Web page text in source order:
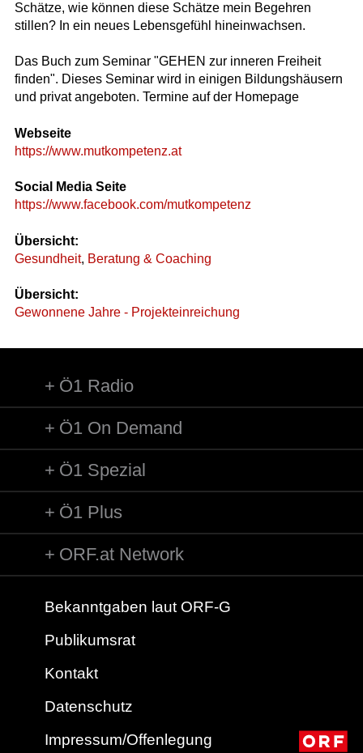
Schätze, wie können diese Schätze mein Begehren
stillen? In ein neues Lebensgefühl hineinwachsen.
Das Buch zum Seminar "GEHEN zur inneren Freiheit
finden". Dieses Seminar wird in einigen Bildungshäusern
und privat angeboten. Termine auf der Homepage
Webseite
https://www.mutkompetenz.at
Social Media Seite
https://www.facebook.com/mutkompetenz
Übersicht:
Gesundheit, Beratung & Coaching
Übersicht:
Gewonnene Jahre - Projekteinreichung
Ö1 Radio
Ö1 On Demand
Ö1 Spezial
Ö1 Plus
ORF.at Network
Bekanntgaben laut ORF-G
Publikumsrat
Kontakt
Datenschutz
Impressum/Offenlegung